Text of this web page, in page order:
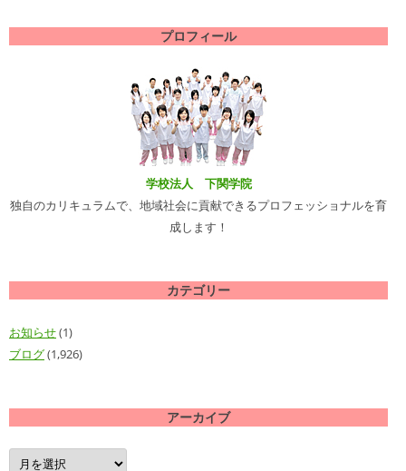
プロフィール
学校法人 下関学院
独自のカリキュラムで、地域社会に貢献できるプロフェッショナルを育
成します！
カテゴリー
お知らせ(1)
ブログ(1,926)
アーカイブ
ア
ー